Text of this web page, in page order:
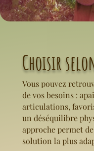
Choisir
Vous pouvez
de vos besoins :
articulations,
un déséquilibre
approche permet
solution la plus